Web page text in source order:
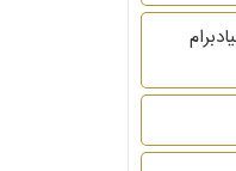
بیادبرام